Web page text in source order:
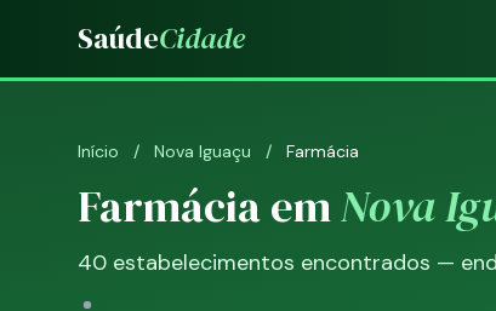
SaúdeCidade
Início / Nova Iguaçu / Farmácia
Farmácia emNova
40 estabelecimentos encontrados —